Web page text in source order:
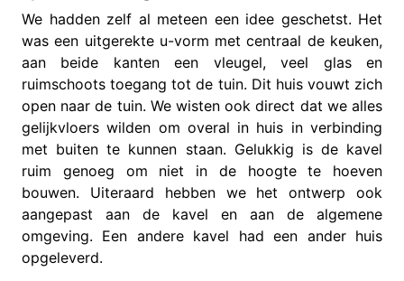
We hadden zelf al meteen een idee geschetst. Het
was een uitgerekte u-vorm met centraal de keuken,
aan beide kanten een vleugel, veel glas en
ruimschoots toegang tot de tuin. Dit huis vouwt zich
open naar de tuin. We wisten ook direct dat we alles
gelijkvloers wilden om overal in huis in verbinding
met buiten te kunnen staan. Gelukkig is de kavel
ruim genoeg om niet in de hoogte te hoeven
bouwen. Uiteraard hebben we het ontwerp ook
aangepast aan de kavel en aan de algemene
omgeving. Een andere kavel had een ander huis
opgeleverd.